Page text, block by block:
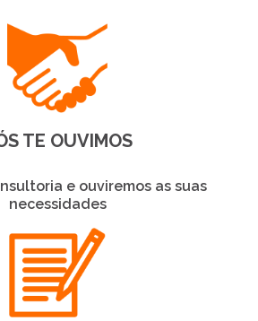
TE OUVIMOS
e ouviremos as suas
necessidades